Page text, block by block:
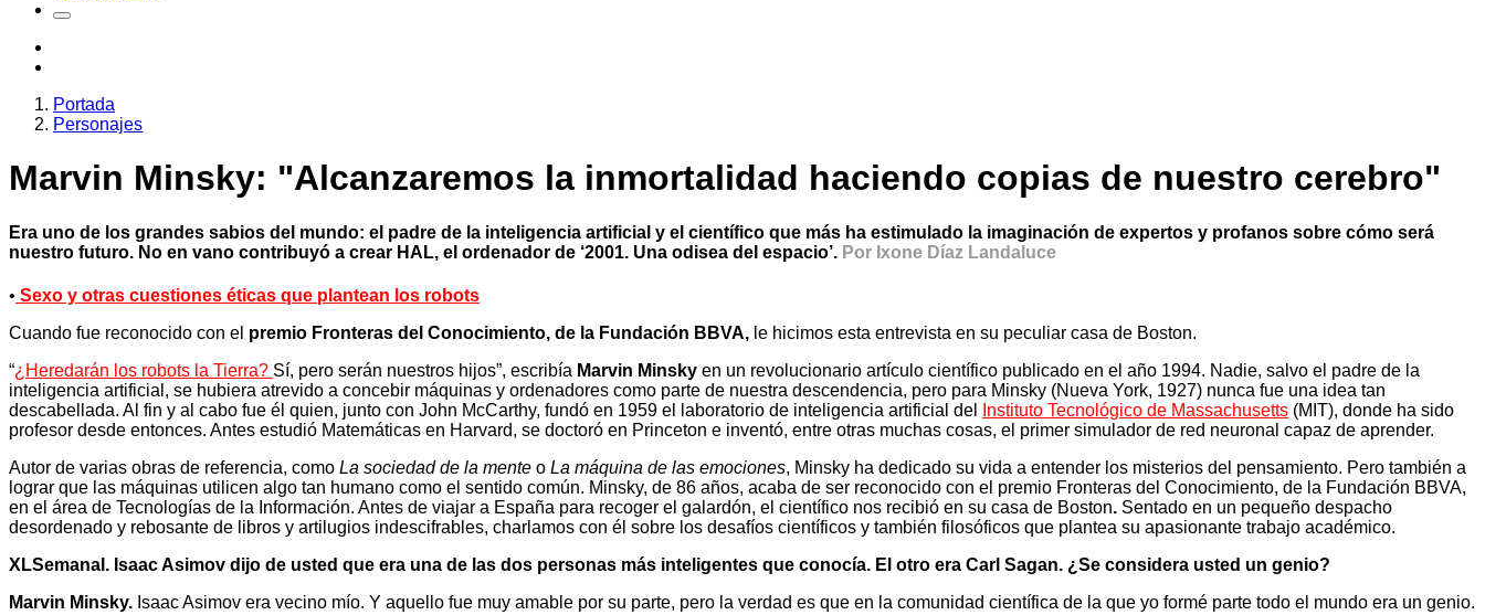
Portada
Personajes
Marvin Minsky: "Alcanzaremos la inmortalidad haciendo copias de nuestro cerebro"
Era uno de los grandes sabios del mundo: el padre de la inteligencia artificial y el científico que más ha estimulado la imaginación de expertos y profanos sobre cómo será
nuestro futuro. No en vano contribuyó a crear HAL, el ordenador de ‘2001. Una odisea del espacio’. Por Ixone Díaz Landaluce
• Sexo y otras cuestiones éticas que plantean los robots
Cuando fue reconocido con el premio Fronteras del Conocimiento, de la Fundación BBVA, le hicimos esta entrevista en su peculiar casa de Boston.
“¿Heredarán los robots la Tierra? Sí, pero serán nuestros hijos”, escribía Marvin Minsky en un revolucionario artículo científico publicado en el año 1994. Nadie, salvo el padre de la
inteligencia artificial, se hubiera atrevido a concebir máquinas y ordenadores como parte de nuestra descendencia, pero para Minsky (Nueva York, 1927) nunca fue una idea tan
descabellada. Al fin y al cabo fue él quien, junto con John McCarthy, fundó en 1959 el laboratorio de inteligencia artificial del
Instituto Tecnológico de Massachusetts (MIT), donde ha sido
profesor desde entonces. Antes estudió Matemáticas en Harvard, se doctoró en Princeton e inventó, entre otras muchas cosas, el primer simulador de red neuronal capaz de aprender.
Autor de varias obras de referencia, como La sociedad de la mente o La máquina de las emociones, Minsky ha dedicado su vida a entender los misterios del pensamiento. Pero también a
lograr que las máquinas utilicen algo tan humano como el sentido común. Minsky, de 86 años, acaba de ser reconocido con el premio Fronteras del Conocimiento, de la Fundación BBVA,
en el área de Tecnologías de la Información. Antes de viajar a España para recoger el galardón, el científico nos recibió en su casa de Boston. Sentado en un pequeño despacho
desordenado y rebosante de libros y artilugios indescifrables, charlamos con él sobre los desafíos científicos y también filosóficos que plantea su apasionante trabajo académico.
XLSemanal. Isaac Asimov dijo de usted que era una de las dos personas más inteligentes que conocía. El otro era Carl Sagan. ¿Se considera usted un genio?
Marvin Minsky. Isaac Asimov era vecino mío. Y aquello fue muy amable por su parte, pero la verdad es que en la comunidad científica de la que yo formé parte todo el mundo era un genio.